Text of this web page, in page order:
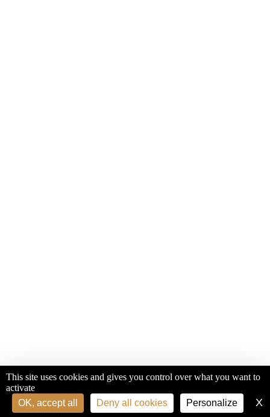
This site uses cookies and gives you control over what you want to
activate
OK, accept all
Deny all cookies Personalize X